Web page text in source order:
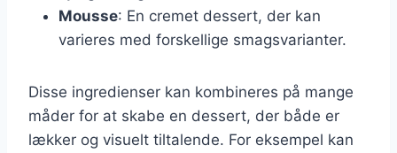
Mousse: En cremet dessert, der kan
varieres med forskellige smagsvarianter.
Disse ingredienser kan kombineres på mange
måder for at skabe en dessert, der både er
lækker og visuelt tiltalende. For eksempel kan